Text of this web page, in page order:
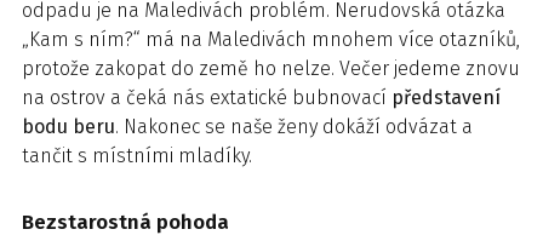
odpadu je na Maledivách problém. Nerudovská otázka
„Kam s ním?“ má na Maledivách mnohem více otazníků,
protože zakopat do země ho nelze. Večer jedeme znovu
na ostrov a čeká nás extatické bubnovací představení
bodu beru. Nakonec se naše ženy dokáží odvázat a
tančit s místními mladíky.
Bezstarostná pohoda